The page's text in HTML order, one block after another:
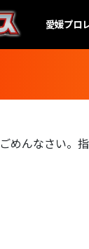
愛媛プロ
ごめんなさい。